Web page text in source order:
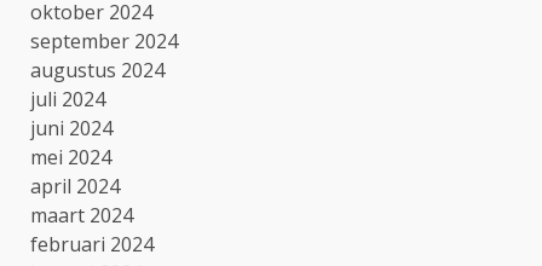
oktober 2024
september 2024
augustus 2024
juli 2024
juni 2024
mei 2024
april 2024
maart 2024
februari 2024